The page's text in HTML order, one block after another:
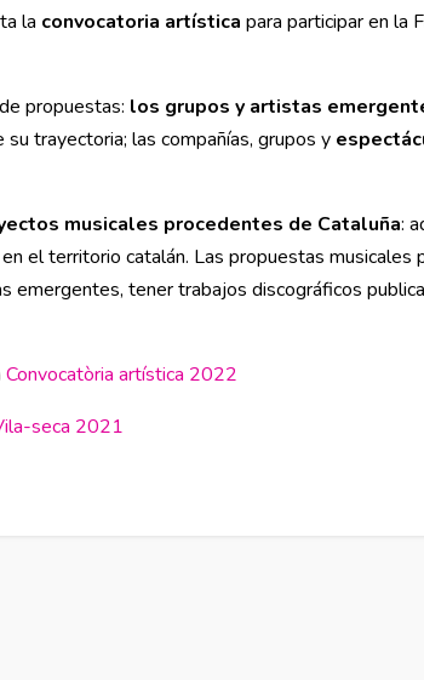
la convocatoria artística para participar en la
propuestas: los grupos y artistas
trayectoria; las compañías, grupos y
musicales procedentes de Cataluña:
el territorio catalán. Las propuestas musicales
emergentes, tener trabajos discográficos
Convocatòria artística 2022
seca 2021